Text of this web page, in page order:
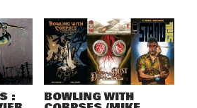
: BOWLING WITH